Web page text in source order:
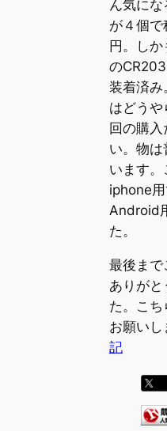
ん気にな
が４個で
円。し
の
装着済み
はどうや
回の購入
い。物は
います。
iphone
Android
た。
最後まで
ありがと
た。こち
お願いし
記